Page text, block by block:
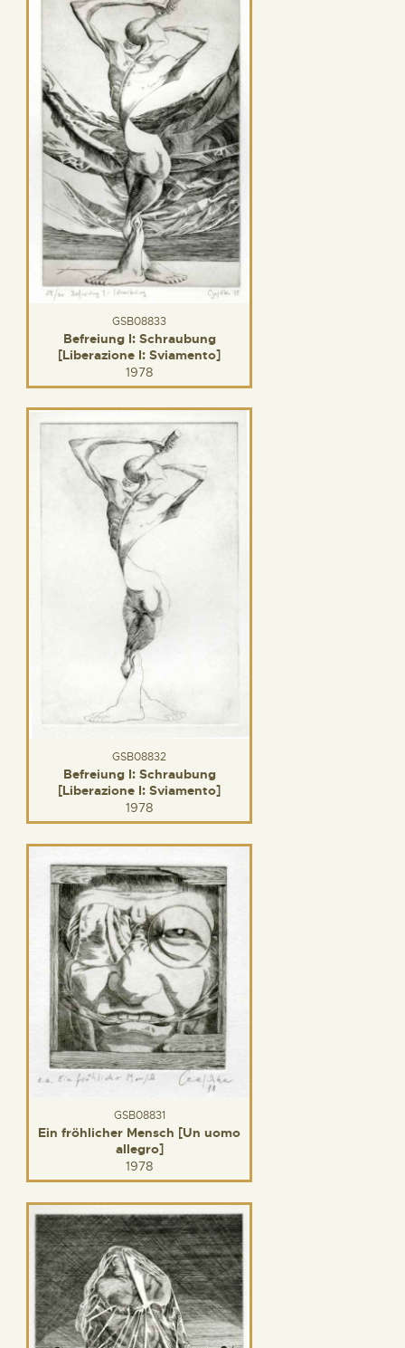
GSB08833
Befreiung I: Schraubung
[Liberazione I: Sviamento]
1978
GSB08832
Befreiung I: Schraubung
[Liberazione I: Sviamento]
1978
GSB08831
Ein fröhlicher Mensch [Un uomo
allegro]
1978